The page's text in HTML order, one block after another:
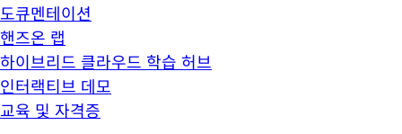
도큐멘테이션
핸즈온 랩
하이브리드 클라우드 학습 허브
인터랙티브 데모
교육 및 자격증